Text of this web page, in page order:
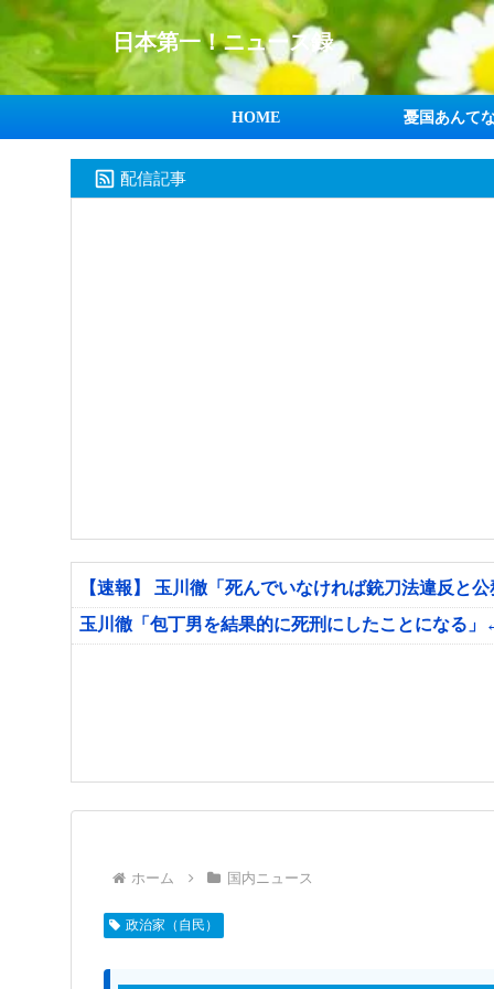
日本第一！ニュース録
HOME 憂国あんて
配信記事
【速報】 玉川徹「死んでいなければ銃刀法違反と
玉川徹「包丁男を結果的に死刑にしたことになる
ホーム 国内ニュース
政治家（自民）